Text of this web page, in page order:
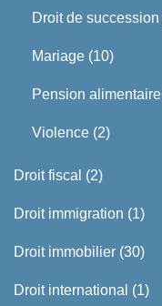
Droit de succession
Mariage (10)
Pension alimentaire
Violence (2)
Droit fiscal (2)
Droit immigration (1)
Droit immobilier (30)
Droit international (1)